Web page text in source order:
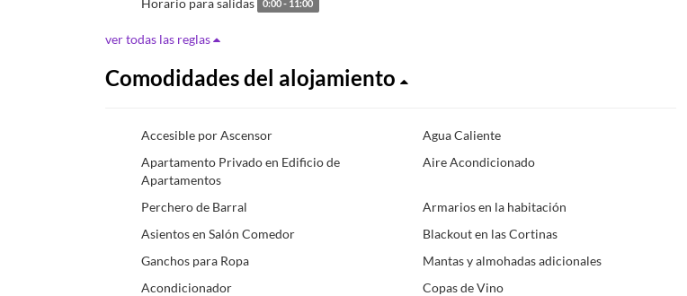
0:00 - 11:00
ver todas las reglas
Comodidades del alojamiento
Accesible por Ascensor
Agua Caliente
Apartamento Privado en Edificio de
Apartamentos
Aire Acondicionado
Perchero de Barral
Armarios en la habitación
Asientos en Salón Comedor
Blackout en las Cortinas
Ganchos para Ropa
Mantas y almohadas adicionales
Acondicionador
Copas de Vino